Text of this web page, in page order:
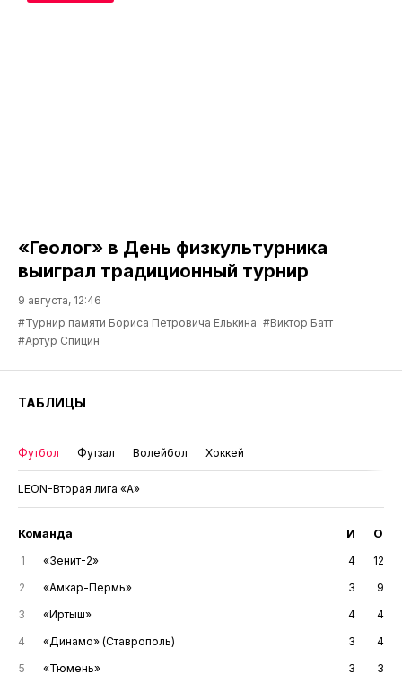
«Геолог» в День физкультурника
выиграл традиционный турнир
9 августа, 12:46
#Турнир памяти Бориса Петровича Елькина #Виктор Батт
#Артур Спицин
ТАБЛИЦЫ
Футбол Футзал Волейбол Хоккей
LEON-Вторая лига «А»
Команда И О
1 «Зенит-2» 4
12
2
«Амкар-Пермь» 3
9
3
«Иртыш» 4
4
4
«Динамо» (Ставрополь) 3
4
5
«Тюмень» 3
3